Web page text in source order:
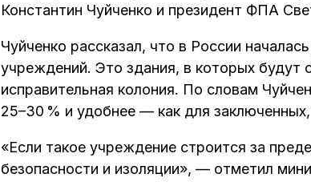
Константин Чуйченко и президент ФПА
Чуйченко рассказал, что в России
учреждений. Это здания, в которых будут
исправительная колония. По словам
25–30 % и удобнее — как для
«Если такое учреждение строится за
безопасности и изоляции», — отметил